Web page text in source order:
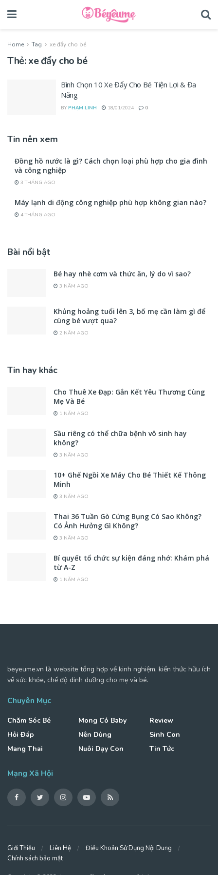
Home Tag xe đẩy cho bé
Thẻ:xe đẩy cho bé
Bình Chọn 10 Xe Đẩy Cho Bé Tiện Lợi & Đa
Năng
BY PHẠM LINH 18/01/2024 0
Tin nên xem
Đồng hồ nước là gì? Cách chọn loại phù hợp cho gia đình
và công nghiệp
3 THÁNG AGO
Máy lạnh di động công nghiệp phù hợp không gian nào?
4 THÁNG AGO
Bài nổi bật
Bé hay nhè cơm và thức ăn, lý do vì sao?
3 NĂM AGO
Khủng hoảng tuổi lên 3, bố mẹ cần làm gì để
cùng bé vượt qua?
2 NĂM AGO
Tin hay khác
Cho Thuê Xe Đạp: Gắn Kết Yêu Thương Cùng
Mẹ Và Bé
1 NĂM AGO
Sầu riêng có thể chữa bệnh vô sinh hay
không?
3 NĂM AGO
10+ Ghế Ngồi Xe Máy Cho Bé Thiết Kế Thông
Minh
3 NĂM AGO
Thai 36 Tuần Gò Cứng Bụng Có Sao Không?
Có Ảnh Hưởng Gì Không?
3 NĂM AGO
Bí quyết tổ chức sự kiện đáng nhớ: Khám phá
từ A-Z
1 NĂM AGO
beyeume.vn là website tổng hợp về kinh nghiệm, kiến thức hữu ích
về sức khỏe, chế độ dinh dưỡng cho mẹ và bé.
Chuyên Mục
Chăm Sóc Bé
Hỏi Đáp
Mang Thai
Mong Có Baby
Nên Dùng
Nuôi Dạy Con
Review
Sinh Con
Tin Tức
Mạng Xã Hội
Giới Thiệu Liên Hệ
Điều Khoản Sử Dụng Nội Dung
Chính sách bảo mật